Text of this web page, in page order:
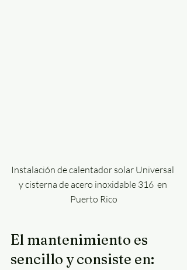
Instalación de calentador solar Universal
y cisterna de acero inoxidable 316  en
Puerto Rico
El mantenimiento es
sencillo y consiste en: